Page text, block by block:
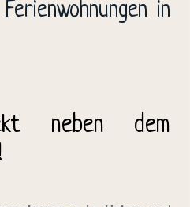
in
neben dem